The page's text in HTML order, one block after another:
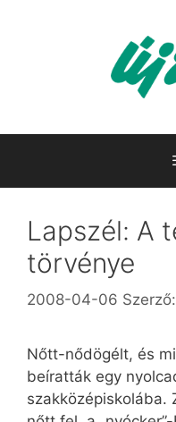
Lapszél: A
törvénye
2008-04-06 Szerző:
Nőtt-nődögélt, és
beíratták egy
szakközépiskolába.